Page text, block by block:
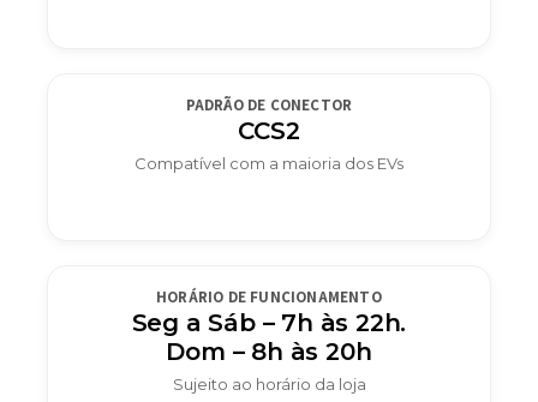
PADRÃO DE CONECTOR
CCS2
Compatível com a maioria dos EVs
HORÁRIO DE FUNCIONAMENTO
Seg a Sáb – 7h às 22h.
Dom – 8h às 20h
Sujeito ao horário da loja